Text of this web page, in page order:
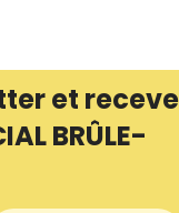
et
BRÛLE-